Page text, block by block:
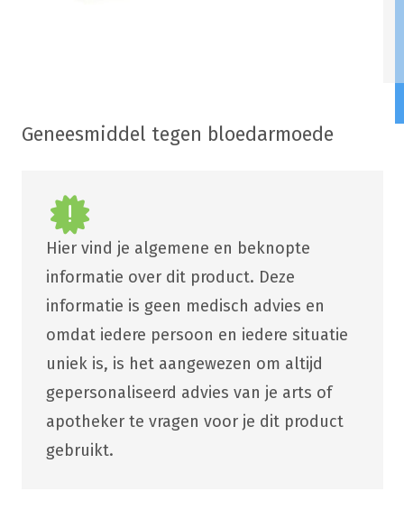
Geneesmiddel tegen bloedarmoede
Hier vind je algemene en beknopte
informatie over dit product. Deze
informatie is geen medisch advies en
omdat iedere persoon en iedere situatie
uniek is, is het aangewezen om altijd
gepersonaliseerd advies van je arts of
apotheker te vragen voor je dit product
gebruikt.